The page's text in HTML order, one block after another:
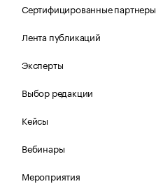
Сертифицированные партнеры
Лента публикаций
Эксперты
Выбор редакции
Кейсы
Вебинары
Мероприятия